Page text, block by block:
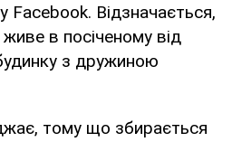
Відзначається,
в посіченому від
з дружиною
тому що збирається